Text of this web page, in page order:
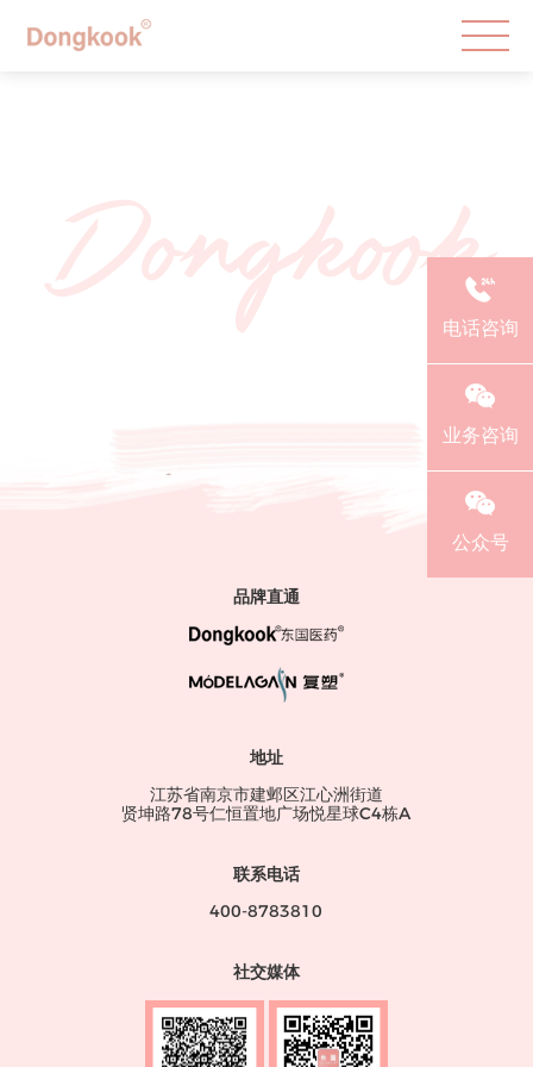
Dongkook
品牌直通
地址
江苏省南京市建邺区江心洲街道
贤坤路78号仁恒置地广场悦星球C4栋A
联系电话
400-8783810
社交媒体
电话咨询
业务咨询
公众号